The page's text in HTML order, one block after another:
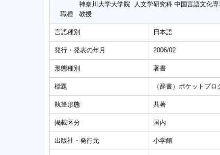
神奈川大学大学院 人文学研究科 中国言語文化
職種
教授
言語種別 日本語
発行・発表の年月 2006/02
形態種別 著書
標題 （辞書）ポケットプ
執筆形態 共著
掲載区分 国内
出版社・発行元 小学館